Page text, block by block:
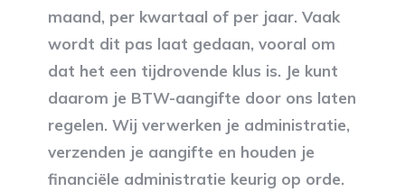
maand, per kwartaal of per jaar. Vaak
wordt dit pas laat gedaan, vooral om
dat het een tijdrovende klus is. Je kunt
daarom je BTW-aangifte door ons laten
regelen. Wij verwerken je administratie,
verzenden je aangifte en houden je
financiële administratie keurig op orde.